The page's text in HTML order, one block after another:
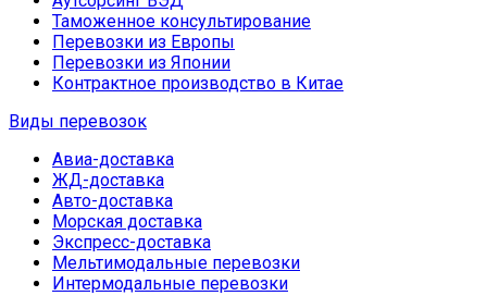
Таможенное консультирование
Перевозки из Европы
Перевозки из Японии
Контрактное производство в Китае
Виды перевозок
Авиа-доставка
ЖД-доставка
Авто-доставка
Морская доставка
Экспресс-доставка
Мельтимодальные перевозки
Интермодальные перевозки